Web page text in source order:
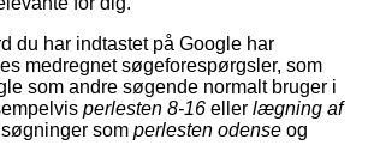
du har indtastet på Google har
medregnet søgeforespørgsler, som
som andre søgende normalt bruger i
perlesten 8-16 eller lægning af
som perlesten odense og